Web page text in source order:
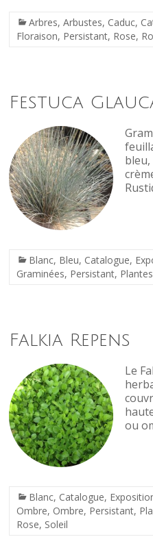
Arbres,Arbustes, Caduc,
Floraison, Persistant, Rose,
Festuca
Blanc, Bleu, Catalogue,
Graminées, Persistant,
Falkia Repens
Le
ou
Blanc, Catalogue,
Ombre, Ombre, Persistant,
Rose, Soleil